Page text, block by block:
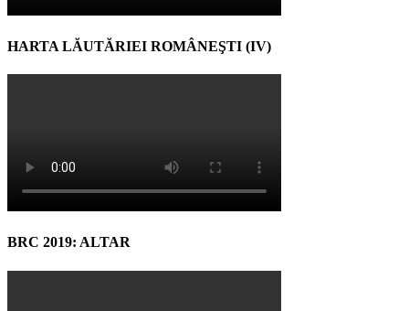
HARTA LĂUTĂRIEI ROMÂNEŞTI (IV)
BRC 2019: ALTAR